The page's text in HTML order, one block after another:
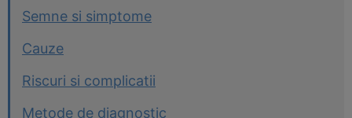
Semne si simptome
Cauze
Riscuri si complicatii
Metode de diagnostic